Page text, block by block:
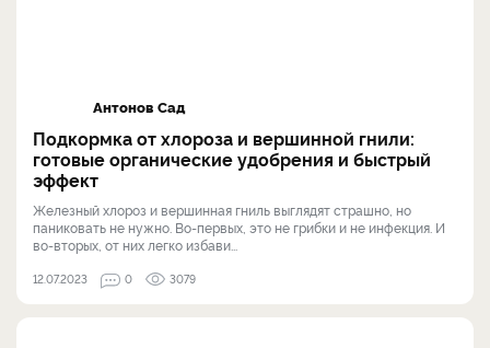
Антонов Сад
Подкормка от хлороза и вершинной гнили:
готовые органические удобрения и быстрый
эффект
Железный хлороз и вершинная гниль выглядят страшно, но
паниковать не нужно. Во-первых, это не грибки и не инфекция. И
во-вторых, от них легко избави...
12.07.2023 0 3079